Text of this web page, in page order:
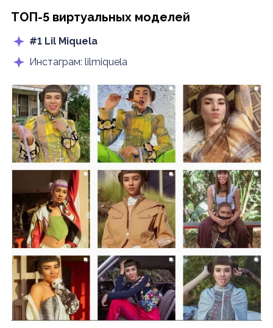
ТОП-5 виртуальных моделей
#1 Lil Miquela
Инстаграм: lilmiquela